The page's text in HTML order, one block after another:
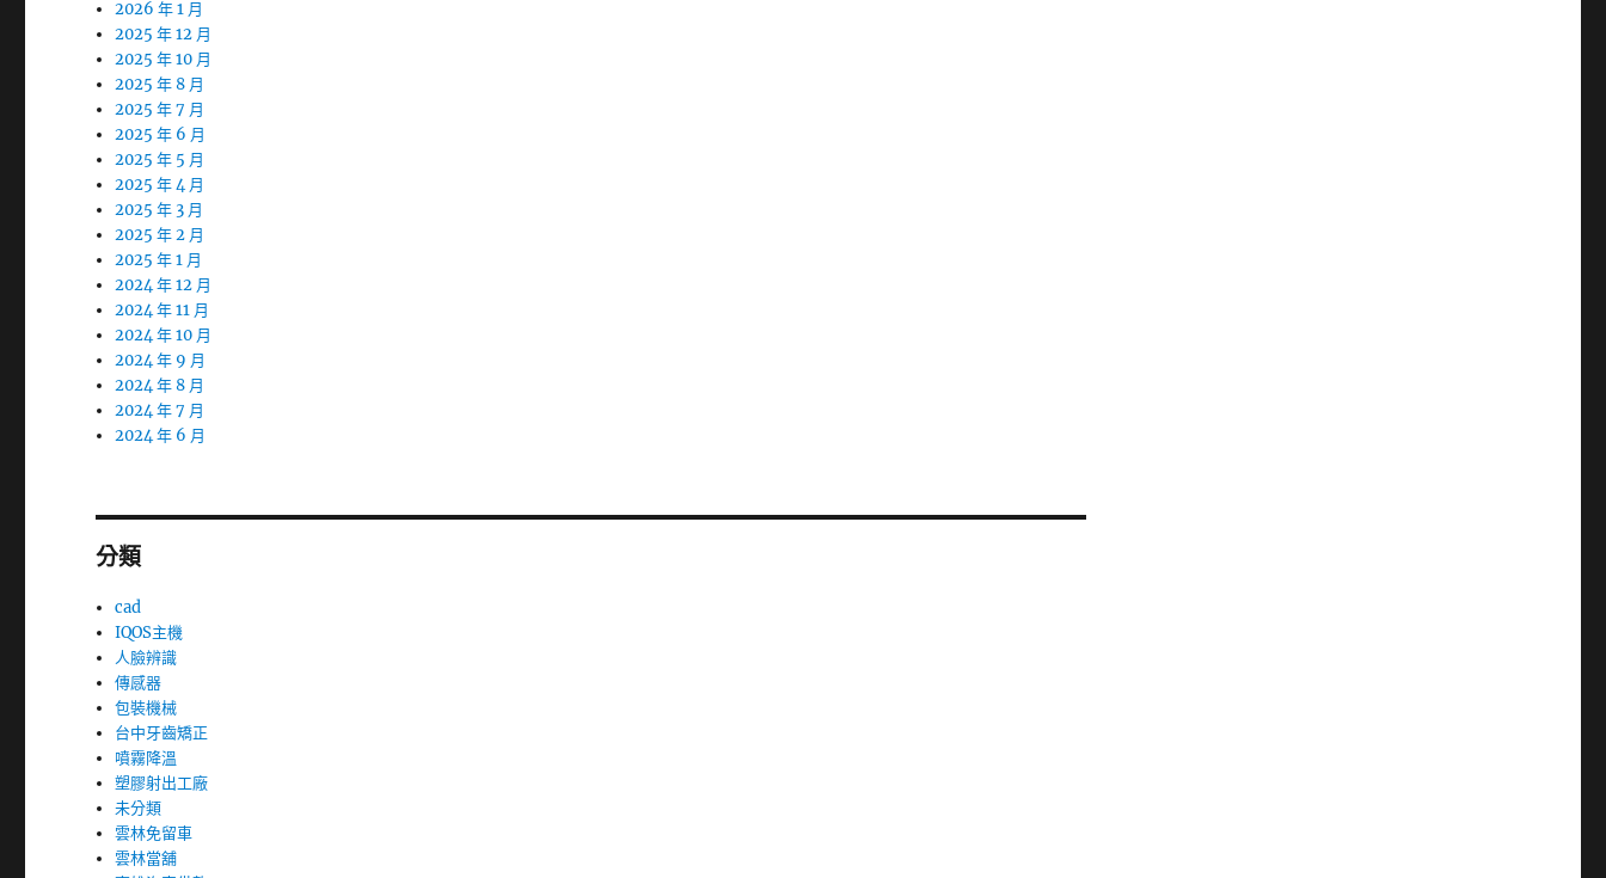
2026 年 1 月
2025 年 12 月
2025 年 10 月
2025 年 8 月
2025 年 7 月
2025 年 6 月
2025 年 5 月
2025 年 4 月
2025 年 3 月
2025 年 2 月
2025 年 1 月
2024 年 12 月
2024 年 11 月
2024 年 10 月
2024 年 9 月
2024 年 8 月
2024 年 7 月
2024 年 6 月
分類
cad
IQOS主機
人臉辨識
傳感器
包裝機械
台中牙齒矯正
噴霧降溫
塑膠射出工廠
未分類
雲林免留車
雲林當舖